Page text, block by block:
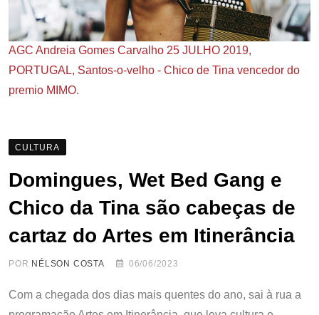
AGC Andreia Gomes Carvalho 25 JULHO 2019,
PORTUGAL, Santos-o-velho - Chico de Tina vencedor do
premio MIMO.
CULTURA
Domingues, Wet Bed Gang e
Chico da Tina são cabeças de
cartaz do Artes em Itinerância
POR NÉLSON COSTA 06/06/2023
Com a chegada dos dias mais quentes do ano, sai à rua a